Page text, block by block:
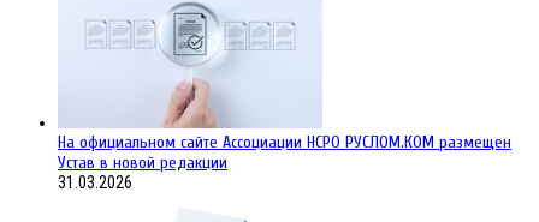
На официальном сайте Ассоциации НСРО РУСЛОМ.КОM размещен
Устав в новой редакции
31.03.2026